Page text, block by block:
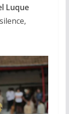
Luque
silence,